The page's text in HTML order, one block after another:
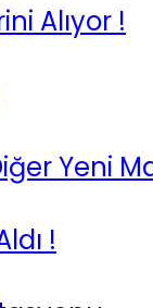
Alıyor !
Yeni
!